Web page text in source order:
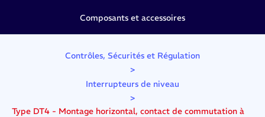
Composants et accessoires
Contrôles, Sécurités et Régulation
>
Interrupteurs de niveau
>
Type DT4 - Montage horizontal, contact de commutation à